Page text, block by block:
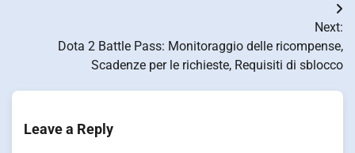
navigation
Next:
Dota 2 Battle Pass: Monitoraggio delle ricompense,
Scadenze per le richieste, Requisiti di sblocco
Leave a Reply